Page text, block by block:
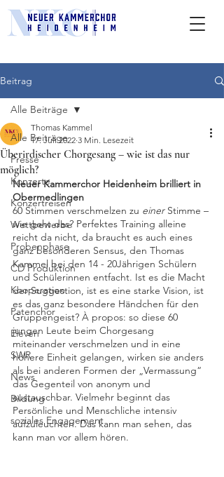
Beitrag
Alle Beiträge
Presse
Konzerte
Konzertreisen
Wettbewerbe
Probenphase
CD Produktion
Kooperation
Patenchor
Eleven
SWR
News
Bildung
soziales Engagement
Alle Beiträge
Überirdischer Chorgesang – wie ist das nur
möglich?
Thomas Kammel
17. Juli 2022 3 Min. Lesezeit
Neuer Kammerchor Heidenheim brilliert in
Obermedlingen
60 Stimmen verschmelzen zu einer Stimme –
wie geht das? Perfektes Training alleine
reicht da nicht, da braucht es auch eines
ganz besonderen Sensus, den Thomas
Kammel bei den 14 - 20Jährigen Schülern
und Schülerinnen entfacht. Ist es die Macht
der Suggestion, ist es eine starke Vision, ist
es das ganz besondere Händchen für den
Gruppengeist? À propos: so diese 60
jungen Leute beim Chorgesang
miteinander verschmelzen und in eine
höhere Einheit gelangen, wirken sie anders
als bei anderen Formen der „Vermassung“
das Gegenteil von anonym und
austauschbar. Vielmehr beginnt das
Persönliche und Menschliche intensiv
aufzuleuchten. Das kann man sehen, das
kann man vor allem hören.